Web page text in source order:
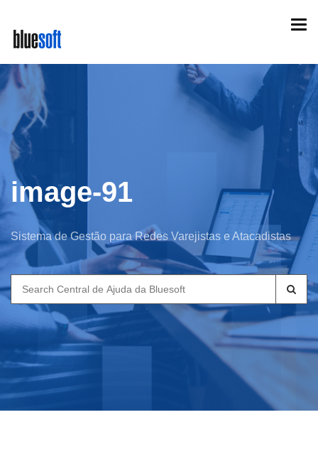
main
content
image-91
Sistema de Gestão para Redes Varejistas e Atacadistas
Search
for: